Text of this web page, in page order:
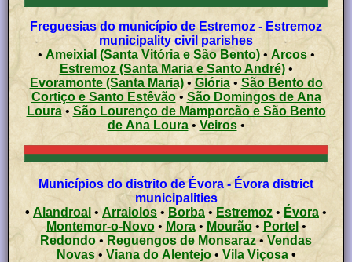
Freguesias do município de Estremoz - Estremoz
municipality civil parishes
• Ameixial (Santa Vitória e São Bento)• Arcos•
Estremoz (Santa Maria e Santo André)•
Evoramonte (Santa Maria)• Glória• São Bento do
Cortiço e Santo Estêvão• São Domingos de Ana
Loura• São Lourenço de Mamporcão e São Bento
de Ana Loura• Veiros•
Municípios do distrito de Évora - Évora district
municipalities
• Alandroal •Arraiolos • Borba • Estremoz • Évora •
Montemor-o-Novo• Mora• Mourão• Portel •
Redondo • Reguengos de Monsaraz• Vendas
Novas• Viana do Alentejo• Vila Viçosa•